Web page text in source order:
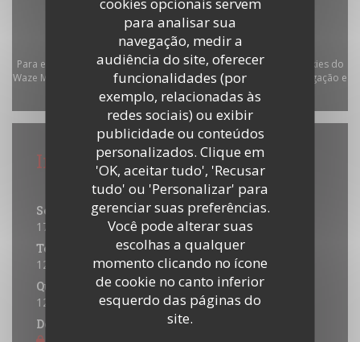
para analisar sua
navegação, medir a
audiência do site, oferecer
funcionalidades (por
exemplo, relacionadas às
redes sociais) ou exibir
publicidade ou conteúdos
personalizados. Clique em
'OK, aceitar tudo', 'Recusar
tudo' ou 'Personalizar' para
gerenciar suas preferências.
Você pode alterar suas
escolhas a qualquer
momento clicando no ícone
de cookie no canto inferior
esquerdo das páginas do
site.
Para exibir o mapa interativo do Waze, você deve aceitar os cookies do
Waze Map (Google). Esses cookies podem coletar dados de navegação e
localização. Autorizar
Informações gerais
Horário de abertura
Segunda-feira
17:00 - 21:30
Ter
12:00 - 21:30
Qui
12:00 - 22:00
Domingo